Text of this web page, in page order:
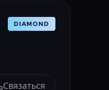
DIAMOND
Связаться